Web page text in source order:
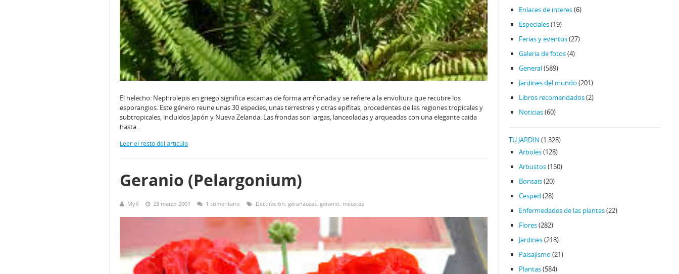
El helecho: Nephrolepis en griego significa escamas de forma arriñonada y se refiere a la envoltura que recubre los
esporangios. Este género reune unas 30 especies, unas terrestres y otras epifitas, procedentes de las regiones tropicales y
subtropicales, incluidos Japón y Nueva Zelanda. Las frondas son largas, lanceoladas y arqueadas con una elegante caida
hasta…
Leer el resto del artículo
Geranio (Pelargonium)
MyR 23 marzo 2007 1 comentario Decoracion, geranáceas, geranio, mecetas
Enlaces de interes(6)
Especiales(19)
Ferias y eventos(27)
Galeria de fotos(4)
General(589)
Jardines del mundo (201)
Libros recomendados(2)
Noticias(60)
TU JARDIN (1.328)
Arboles(128)
Arbustos(150)
Bonsais(20)
Cesped (28)
Enfermedades de las plantas(22)
Flores(282)
Jardines(218)
Paisajismo (21)
Plantas(584)